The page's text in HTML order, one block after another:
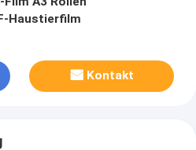
Haustierfilm
Kontakt